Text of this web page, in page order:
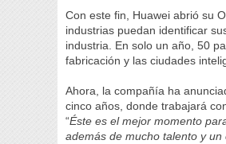
Con este fin, Huawei abrió su
industrias puedan identificar
industria. En solo un año, 50
fabricación y las ciudades
Ahora, la compañía ha
cinco años, donde trabajará
“Éste es el mejor momento
además de mucho talento y